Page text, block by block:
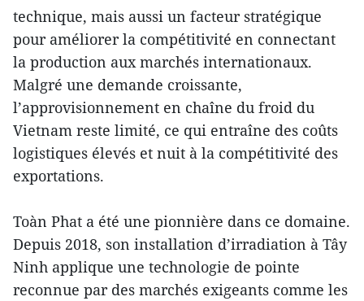
technique, mais aussi un facteur stratégique
pour améliorer la compétitivité en connectant
la production aux marchés internationaux.
Malgré une demande croissante,
l’approvisionnement en chaîne du froid du
Vietnam reste limité, ce qui entraîne des coûts
logistiques élevés et nuit à la compétitivité des
exportations.
Toàn Phat a été une pionnière dans ce domaine.
Depuis 2018, son installation d’irradiation à Tây
Ninh applique une technologie de pointe
reconnue par des marchés exigeants comme les